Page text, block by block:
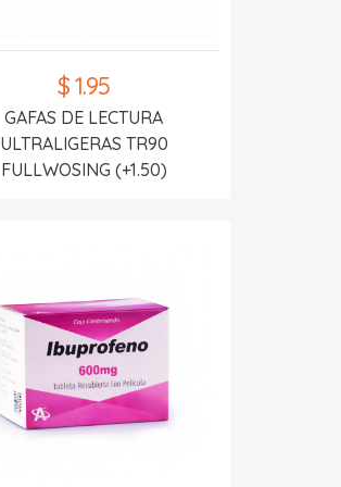
$ 1.95
GAFAS DE LECTURA
ULTRALIGERAS TR90
FULLWOSING (+1.50)